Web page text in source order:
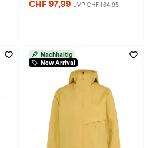
CHF 97,99 UVP CHF 164,95
Nachhaltig
New Arrival